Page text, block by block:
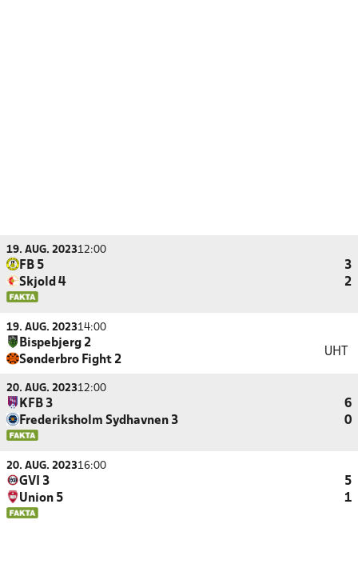
19. AUG. 202312:00
FB 5
3
Skjold 4
2
19. AUG. 202314:00
Bispebjerg 2
Sønderbro Fight 2
UHT
20. AUG. 202312:00
KFB 3
6
Frederiksholm Sydhavnen 3
0
20. AUG. 202316:00
GVI 3
5
Union 5
1